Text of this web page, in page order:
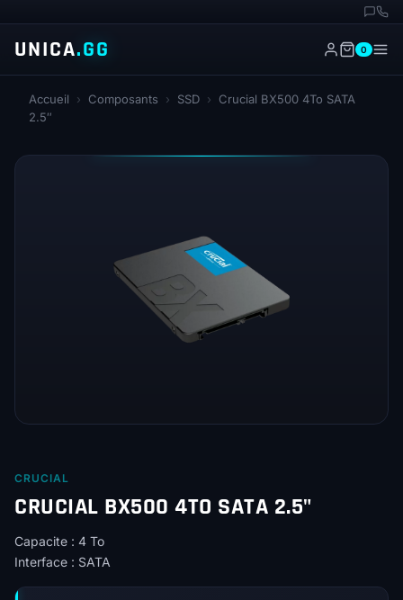
UNICA.GG 0
Accueil › Composants › SSD ›
Crucial BX500 4To SATA
2.5″
CRUCIAL
CRUCIAL BX500 4TO SATA 2.5"
Capacite : 4 To
Interface : SATA